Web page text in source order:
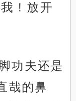
！放开
功夫还是
哉的鼻